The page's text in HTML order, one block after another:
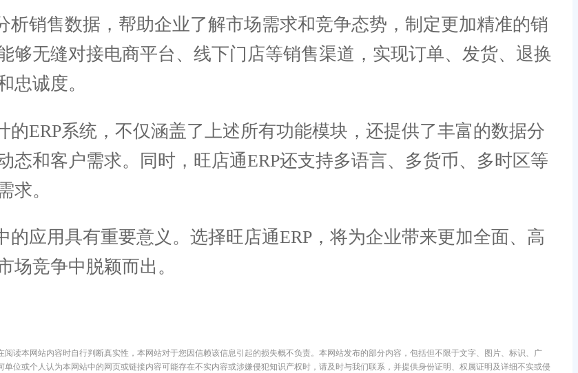
销售数据，帮助企业了解市场需求和竞争态势，制定更加精准的销
够无缝对接电商平台、线下门店等销售渠道，实现订单、发货、退换
忠诚度。
ERP系统，不仅涵盖了上述所有功能模块，还提供了丰富的数据分
态和客户需求。同时，旺店通ERP还支持多语言、多货币、多时区等
求。
应用具有重要意义。选择旺店通ERP，将为企业带来更加全面、高
场竞争中脱颖而出。
读本网站内容时自行判断真实性，本网站对于您因信赖该信息引起的损失概不负责。本网站发布的部分内容，包括但不限于文字、图片、标识、广
位或个人认为本网站中的网页或链接内容可能存在不实内容或涉嫌侵犯知识产权时，请及时与我们联系，并提供身份证明、权属证明及详细不实或侵